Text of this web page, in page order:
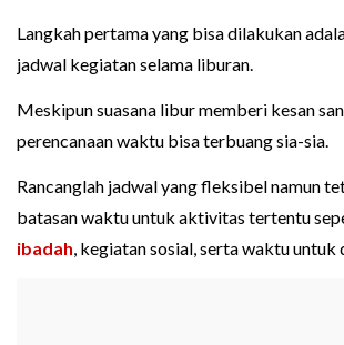
Langkah pertama yang bisa dilakukan
jadwal kegiatan selama liburan.
Meskipun suasana libur memberi kesan
perencanaan waktu bisa terbuang sia-sia.
Rancanglah jadwal yang fleksibel namun
batasan waktu untuk aktivitas tertentu
ibadah, kegiatan sosial, serta waktu untuk